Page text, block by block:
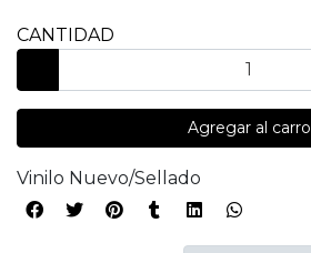
CANTIDAD
Agregar al carro
Vinilo Nuevo/Sellado